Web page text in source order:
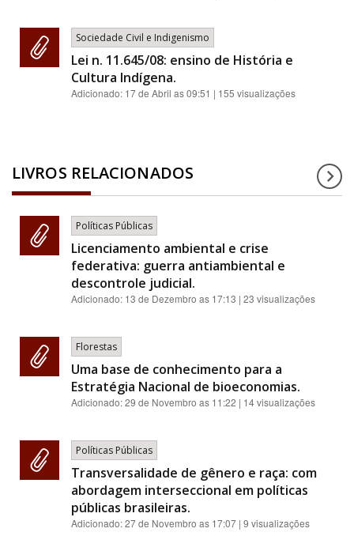
Sociedade Civil e Indigenismo
Lei n. 11.645/08: ensino de História e
Cultura Indígena.
Adicionado: 17 de Abril as 09:51 | 155 visualizações
LIVROS RELACIONADOS
Políticas Públicas
Licenciamento ambiental e crise
federativa: guerra antiambiental e
descontrole judicial.
Adicionado: 13 de Dezembro as 17:13 | 23 visualizações
Florestas
Uma base de conhecimento para a
Estratégia Nacional de bioeconomias.
Adicionado:29 de Novembro as 11:22 | 14 visualizações
Políticas Públicas
Transversalidade de gênero e raça: com
abordagem interseccional em políticas
públicas brasileiras.
Adicionado:27 de Novembro as 17:07 | 9 visualizações